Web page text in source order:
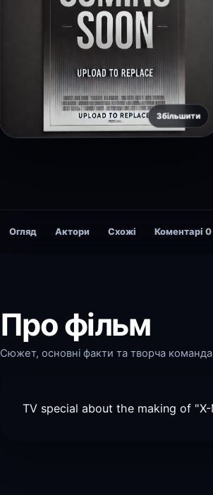
Збільшити
Огляд Актори Схожі Коментарі 0
Про фільм
Сюжет, основні факти та творча
TV special about the making of "X-